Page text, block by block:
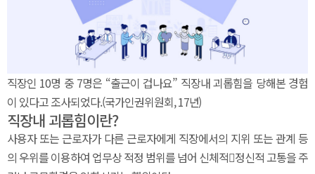
직장인 10명 중 7명은 “출근이 겁나요” 직장내 괴롭힘을 당해본 경험
이 있다고 조사되었다.(국가인권위원회, 17년)
직장내 괴롭힘이란?
사용자 또는 근로자가 다른 근로자에게 직장에서의 지위 또는 관계 등
의 우위를 이용하여 업무상 적정 범위를 넘어 신체적정신적 고통을 주